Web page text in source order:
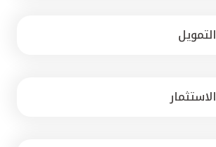
التمويل
الاستثمار